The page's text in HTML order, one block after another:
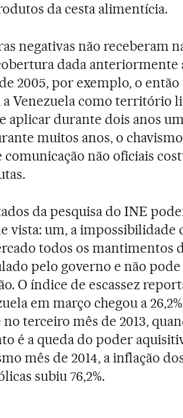
da cesta alimentícia.
negativas não receberam
dada anteriormente
2005, por exemplo, o
a Venezuela como território
aplicar durante dois anos
muitos anos, o
comunicação não oficiais
da pesquisa do INE
vista: um, a impossibilidade
todos os mantimentos
pelo governo e não
O índice de escassez
em março chegou a
terceiro mês de 2013,
é a queda do poder
mês de 2014, a inflação
subiu 76,2%.